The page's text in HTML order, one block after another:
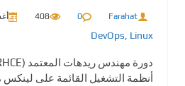
Farahat
0
408
DevOps Linux
أنظمة التشغيل القائمة على لينكس